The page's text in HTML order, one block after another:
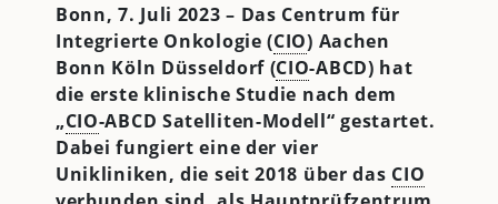
Bonn, 7. Juli 2023 – Das Centrum für
Integrierte Onkologie (CIO) Aachen
Bonn Köln Düsseldorf (CIO-ABCD) hat
die erste klinische Studie nach dem
„CIO-ABCD Satelliten-Modell“ gestartet.
Dabei fungiert eine der vier
Unikliniken, die seit 2018 über das CIO